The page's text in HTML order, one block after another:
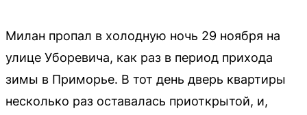
Милан пропал в холодную ночь 29 ноября на
улице Уборевича, как раз в период прихода
зимы в Приморье. В тот день дверь квартиры
несколько раз оставалась приоткрытой, и,